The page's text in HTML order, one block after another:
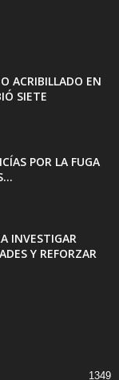
ACRIBILLADO EN
SIETE
POR LA FUGA
INVESTIGAR
Y REFORZAR
1349